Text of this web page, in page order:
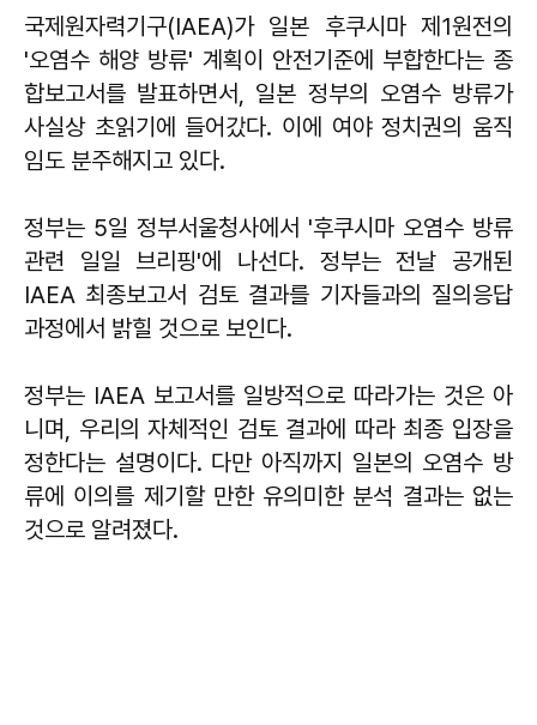
국제원자력기구(IAEA)가 일본 후쿠시마 제1원전의
'오염수 해양 방류' 계획이 안전기준에 부합한다는 종
합보고서를 발표하면서, 일본 정부의 오염수 방류가
사실상 초읽기에 들어갔다. 이에 여야 정치권의 움직
임도 분주해지고 있다.
정부는 5일 정부서울청사에서 '후쿠시마 오염수 방류
관련 일일 브리핑'에 나선다. 정부는 전날 공개된
IAEA 최종보고서 검토 결과를 기자들과의 질의응답
과정에서 밝힐 것으로 보인다.
정부는 IAEA 보고서를 일방적으로 따라가는 것은 아
니며, 우리의 자체적인 검토 결과에 따라 최종 입장을
정한다는 설명이다. 다만 아직까지 일본의 오염수 방
류에 이의를 제기할 만한 유의미한 분석 결과는 없는
것으로 알려졌다.